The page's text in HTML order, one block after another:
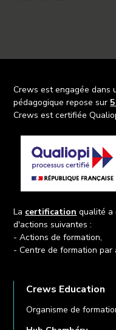
Crews est engagée dans
pédagogique repose sur
Crews est certifiée
La certification qualité a
d'actions suivantes :
- Actions de formation,
- Centre de formation par
Crews Education
Organisme de